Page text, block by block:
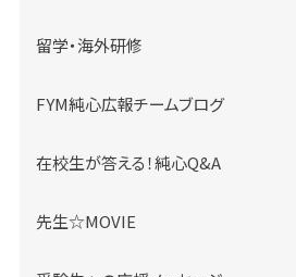
留学・海外研修
FYM純心広報チームブログ
在校生が答える！純心Q&A
先生☆MOVIE